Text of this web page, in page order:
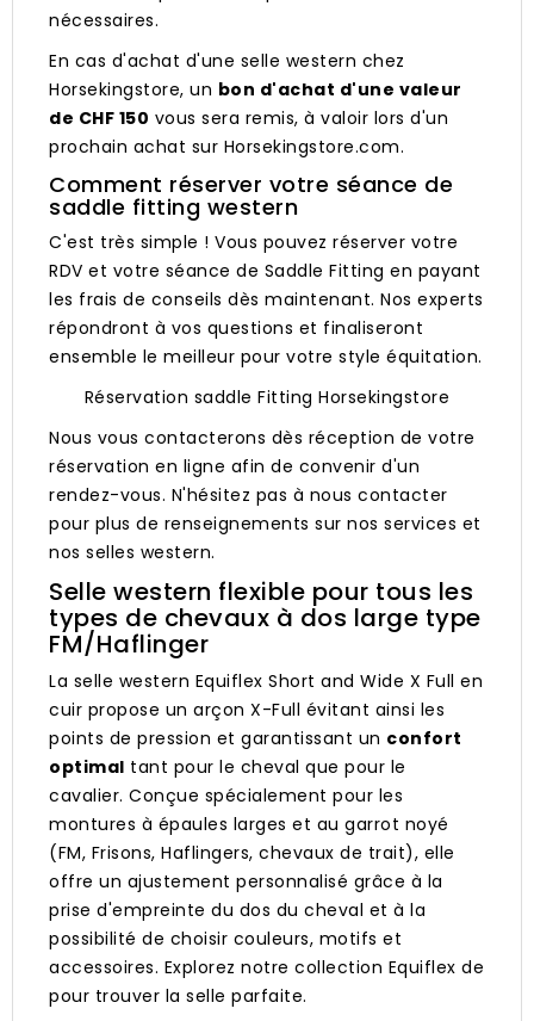
nécessaires.
En cas d'achat d'une selle western chez
Horsekingstore, un bon d'achat d'une valeur
de CHF 150 vous sera remis, à valoir lors d'un
prochain achat sur Horsekingstore.com.
Comment réserver votre séance de
saddle fitting western
C'est très simple ! Vous pouvez réserver votre
RDV et votre séance de Saddle Fitting en payant
les frais de conseils dès maintenant. Nos experts
répondront à vos questions et finaliseront
ensemble le meilleur pour votre style équitation.
Réservation saddle Fitting Horsekingstore
Nous vous contacterons dès réception de votre
réservation en ligne afin de convenir d'un
rendez-vous. N'hésitez pas à nous contacter
pour plus de renseignements sur nos services et
nos selles western.
Selle western flexible pour tous les
types de chevaux à dos large type
FM/Haflinger
La selle western Equiflex Short and Wide X Full en
cuir propose un arçon X-Full évitant ainsi les
points de pression et garantissant un confort
optimal tant pour le cheval que pour le
cavalier. Conçue spécialement pour les
montures à épaules larges et au garrot noyé
(FM, Frisons, Haflingers, chevaux de trait), elle
offre un ajustement personnalisé grâce à la
prise d'empreinte du dos du cheval et à la
possibilité de choisir couleurs, motifs et
accessoires. Explorez notre collection Equiflex de
pour trouver la selle parfaite.